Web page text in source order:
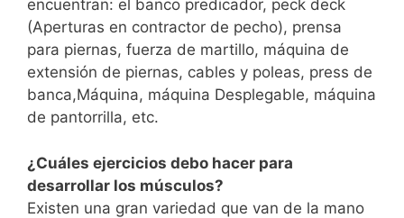
encuentran: el banco predicador, peck deck
(Aperturas en contractor de pecho), prensa
para piernas, fuerza de martillo, máquina de
extensión de piernas, cables y poleas, press de
banca,Máquina, máquina Desplegable, máquina
de pantorrilla, etc.
¿Cuáles ejercicios debo hacer para
desarrollar los músculos?
Existen una gran variedad que van de la mano